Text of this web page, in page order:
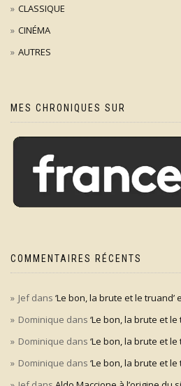
CLASSIQUE
CINÉMA
AUTRES
MES CHRONIQUES SUR
COMMENTAIRES RÉCENTS
Jefdans ‘Le bon, la brute et le
Dominique dans ‘Le bon, la brute et
Dominique dans ‘Le bon, la brute et
Dominique dans ‘Le bon, la brute et